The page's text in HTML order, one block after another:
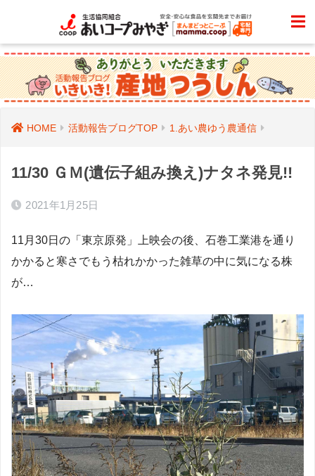
HOME 活動報告ブログTOP 1.あい農ゆう農通信
11/30 ＧＭ(遺伝子組み換え)ナタネ発見!!
2021年1月25日
11月30日の「東京原発」上映会の後、石巻工業港を通り
かかると寒さでもう枯れかかった雑草の中に気になる株
が…